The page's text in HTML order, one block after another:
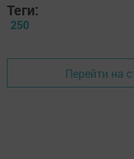
Теги:
250
Перейти на